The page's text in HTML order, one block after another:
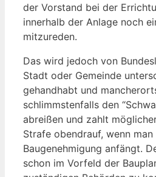
der Vorstand bei der
innerhalb der Anlage noch
mitzureden.
Das wird jedoch von
Stadt oder Gemeinde
gehandhabt und
schlimmstenfalls den
abreißen und zahlt
Strafe obendrauf, wenn man
Baugenehmigung anfängt.
schon im Vorfeld der